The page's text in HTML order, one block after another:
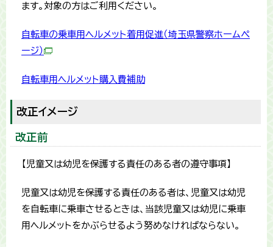
ます。対象の方はご利用ください。
自転車の乗車用ヘルメット着用促進（埼玉県警察ホームペ
ージ）
自転車用ヘルメット購入費補助
改正イメージ
改正前
【児童又は幼児を保護する責任のある者の遵守事項】
児童又は幼児を保護する責任のある者は、児童又は幼児
を自転車に乗車させるときは、当該児童又は幼児に乗車
用ヘルメットをかぶらせるよう努めなければならない。